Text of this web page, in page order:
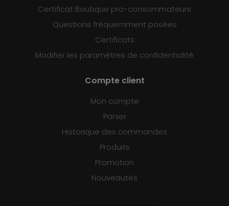
Certificat Boutique pro-consommateurs
Questions fréquemment posées
Certificats
Modifier les paramètres de confidentialité
Compte client
Mon compte
Panier
Historique des commandes
Produits
Promotion
Nouveautés